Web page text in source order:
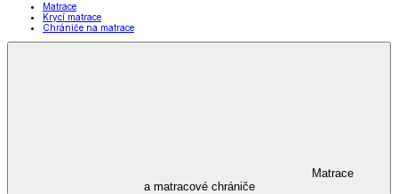
Matrace
Krycí matrace
Chrániče na matrace
Matrace
a matracové chrániče